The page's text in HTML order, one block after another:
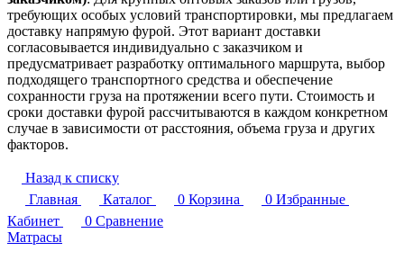
требующих особых условий транспортировки, мы предлагаем
доставку напрямую фурой. Этот вариант доставки
согласовывается индивидуально с заказчиком и
предусматривает разработку оптимального маршрута, выбор
подходящего транспортного средства и обеспечение
сохранности груза на протяжении всего пути. Стоимость и
сроки доставки фурой рассчитываются в каждом конкретном
случае в зависимости от расстояния, объема груза и других
факторов.
Назад к списку
Главная
Каталог 0 Корзина 0 Избранные
Кабинет
0 Сравнение
Матрасы